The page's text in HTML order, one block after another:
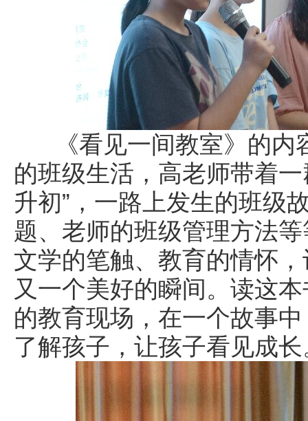
《看见一间教室》的内
的班级生活，高老师带着一
升初”，一路上发生的班级
题、老师的班级管理方法
文学的笔触、教育的情怀
又一个美好的瞬间。读这
的教育现场，在一个故事
了解孩子，让孩子看见成长